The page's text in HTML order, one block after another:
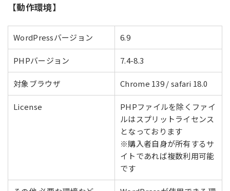
【動作環境】
WordPressバージョン 6.9
PHPバージョン 7.4-8.3
対象ブラウザ Chrome 139 / safari 18.0
License
PHPファイルを除くファイ
ルはスプリットライセンス
となっております
※購入者自身が所有するサ
イトであれば複数利用可能
です